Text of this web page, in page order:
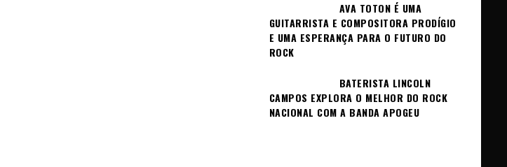
AVA TOTON É UMA
GUITARRISTA E COMPOSITORA PRODÍGIO
E UMA ESPERANÇA PARA O FUTURO DO
ROCK
BATERISTA LINCOLN
CAMPOS EXPLORA O MELHOR DO ROCK
NACIONAL COM A BANDA APOGEU